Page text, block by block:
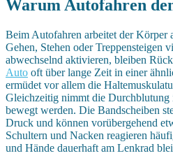
Warum Autofahren
Beim Autofahren arbeitet der Körper
Gehen, Stehen oder Treppensteigen
abwechselnd aktivieren, bleiben
Auto oft über lange Zeit in einer
ermüdet vor allem die
Gleichzeitig nimmt die Durchblutung
bewegt werden. Die Bandscheiben
Druck und können vorübergehend
Schultern und Nacken reagieren
und Hände dauerhaft am Lenkrad